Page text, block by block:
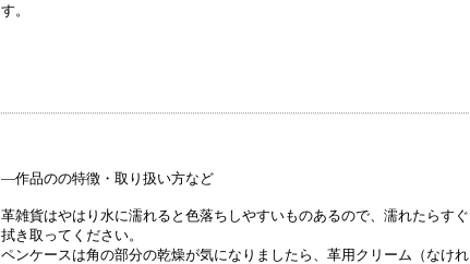
す。
―作品のの特徴・取り扱い方など
革雑貨はやはり水に濡れると色落ちしやすいものあるので、濡れたらすぐ
拭き取ってください。
ペンケースは角の部分の乾燥が気になりましたら、革用クリーム（なけれ